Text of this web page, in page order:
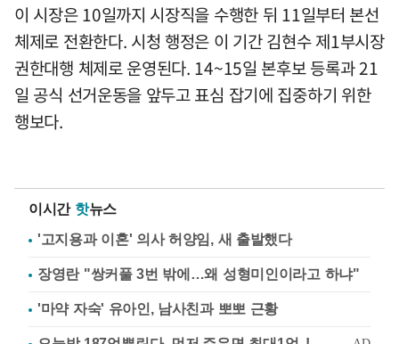
이 시장은 10일까지 시장직을 수행한 뒤 11일부터 본선
체제로 전환한다. 시청 행정은 이 기간 김현수 제1부시장
권한대행 체제로 운영된다. 14~15일 본후보 등록과 21
일 공식 선거운동을 앞두고 표심 잡기에 집중하기 위한
행보다.
이시간 핫뉴스
'고지용과 이혼' 의사 허양임, 새 출발했다
장영란 "쌍커풀 3번 밖에…왜 성형미인이라고 하냐"
'마약 자숙' 유아인, 남사친과 뽀뽀 근황